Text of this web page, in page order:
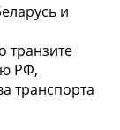
и
транзите
РФ,
транспорта